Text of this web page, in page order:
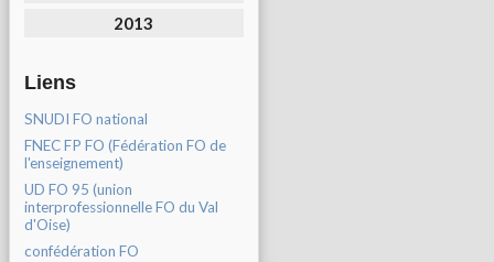
2013
Liens
SNUDI FO national
FNEC FP FO (Fédération FO de
l'enseignement)
UD FO 95 (union
interprofessionnelle FO du Val
d'Oise)
confédération FO